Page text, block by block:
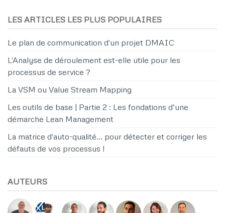
LES ARTICLES LES PLUS POPULAIRES
Le plan de communication d'un projet DMAIC
L'Analyse de déroulement est-elle utile pour les
processus de service ?
La VSM ou Value Stream Mapping
Les outils de base | Partie 2 : Les fondations d’une
démarche Lean Management
La matrice d'auto-qualité… pour détecter et corriger les
défauts de vos processus !
AUTEURS